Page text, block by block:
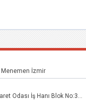
Menemen İzmir
Kasımpaşa Mah. Adnan Menderes Cad. Ticaret Odası İş Hanı Blok No:39 İç Kapı No:13